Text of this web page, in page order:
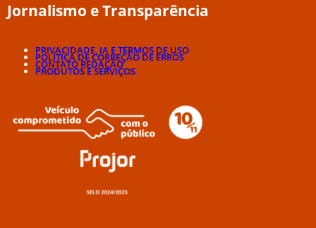
Jornalismo e Transparência
PRIVACIDADE, IA E TERMOS DE USO
POLÍTICA DE CORREÇÃO DE ERROS
CONTATO REDAÇÃO
PRODUTOS E SERVIÇOS